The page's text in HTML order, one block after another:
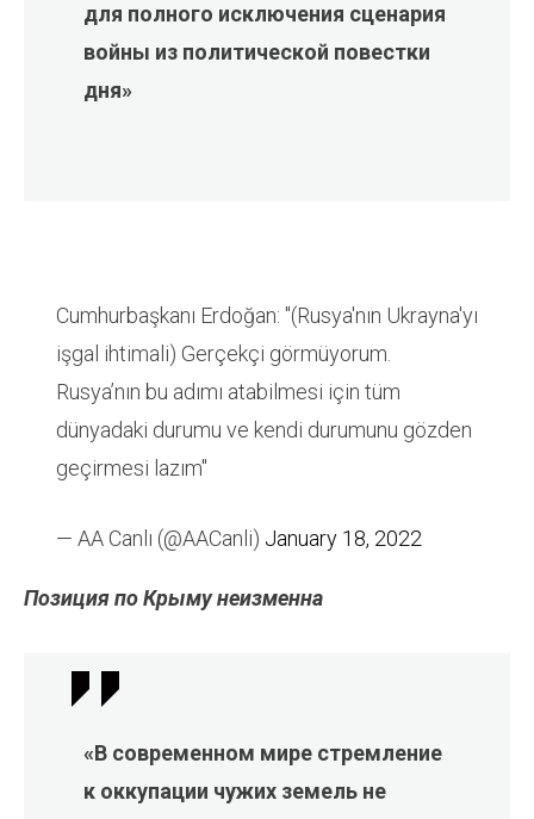
для полного исключения сценария
войны из политической повестки
дня»
Cumhurbaşkanı Erdoğan: "(Rusya'nın Ukrayna'yı
işgal ihtimali) Gerçekçi görmüyorum.
Rusya’nın bu adımı atabilmesi için tüm
dünyadaki durumu ve kendi durumunu gözden
geçirmesi lazım"
— AA Canlı (@AACanli) January 18, 2022
Позиция по Крыму неизменна
«В современном мире стремление
к оккупации чужих земель не